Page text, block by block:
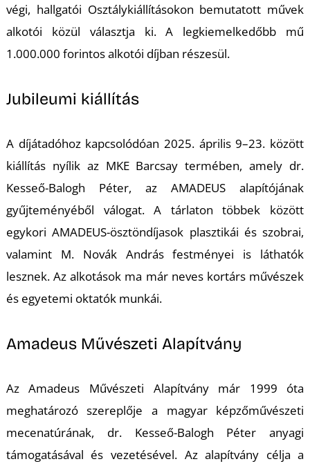
végi, hallgatói Osztálykiállításokon bemutatott művek
alkotói közül választja ki. A legkiemelkedőbb mű
1.000.000 forintos alkotói díjban részesül.
Jubileumi kiállítás
A díjátadóhoz kapcsolódóan 2025. április 9–23. között
kiállítás nyílik az MKE Barcsay termében, amely dr.
Kesseő-Balogh Péter, az AMADEUS alapítójának
gyűjteményéből válogat. A tárlaton többek között
egykori AMADEUS-ösztöndíjasok plasztikái és szobrai,
valamint M. Novák András festményei is láthatók
lesznek. Az alkotások ma már neves kortárs művészek
és egyetemi oktatók munkái.
Amadeus Művészeti Alapítvány
Az Amadeus Művészeti Alapítvány már 1999 óta
meghatározó szereplője a magyar képzőművészeti
mecenatúrának, dr. Kesseő-Balogh Péter anyagi
támogatásával és vezetésével. Az alapítvány célja a